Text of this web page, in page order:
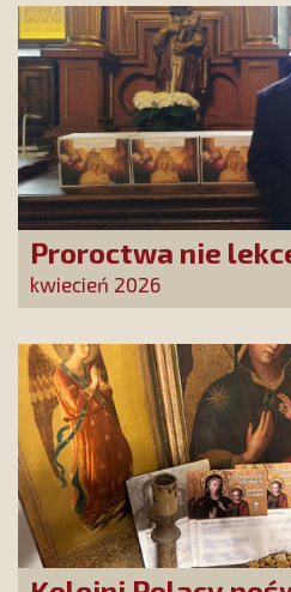
Proroctwa nie
Święta na Jasnej
dziękujemy za
kwiecień 2026